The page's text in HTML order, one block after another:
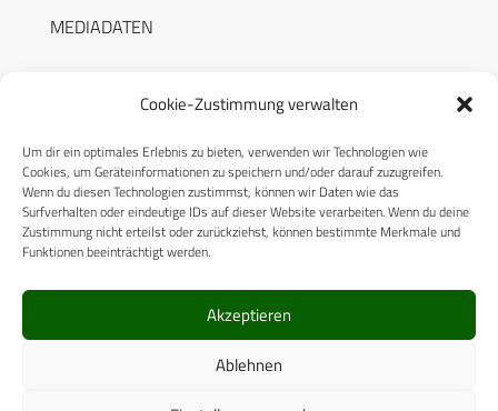
Cookie-Zustimmung verwalten
Um dir ein optimales Erlebnis zu bieten, verwenden wir Technologien wie
Cookies, um Geräteinformationen zu speichern und/oder darauf zuzugreifen.
Wenn du diesen Technologien zustimmst, können wir Daten wie das
Surfverhalten oder eindeutige IDs auf dieser Website verarbeiten. Wenn du deine
Zustimmung nicht erteilst oder zurückziehst, können bestimmte Merkmale und
Funktionen beeinträchtigt werden.
Akzeptieren
Ablehnen
MEDIADATEN
RECHTLICHES
Datenschutzerklärung
Cookie-Richtlinie (EU)